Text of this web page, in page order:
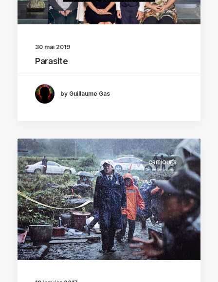
30 mai 2019
Parasite
by Guillaume Gas
CRITIQUES